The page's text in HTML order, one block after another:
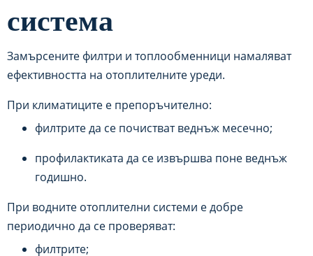
система
Замърсените филтри и топлообменници намаляват
ефективността на отоплителните уреди.
При климатиците е препоръчително:
филтрите да се почистват веднъж месечно;
профилактиката да се извършва поне веднъж
годишно.
При водните отоплителни системи е добре
периодично да се проверяват:
филтрите;